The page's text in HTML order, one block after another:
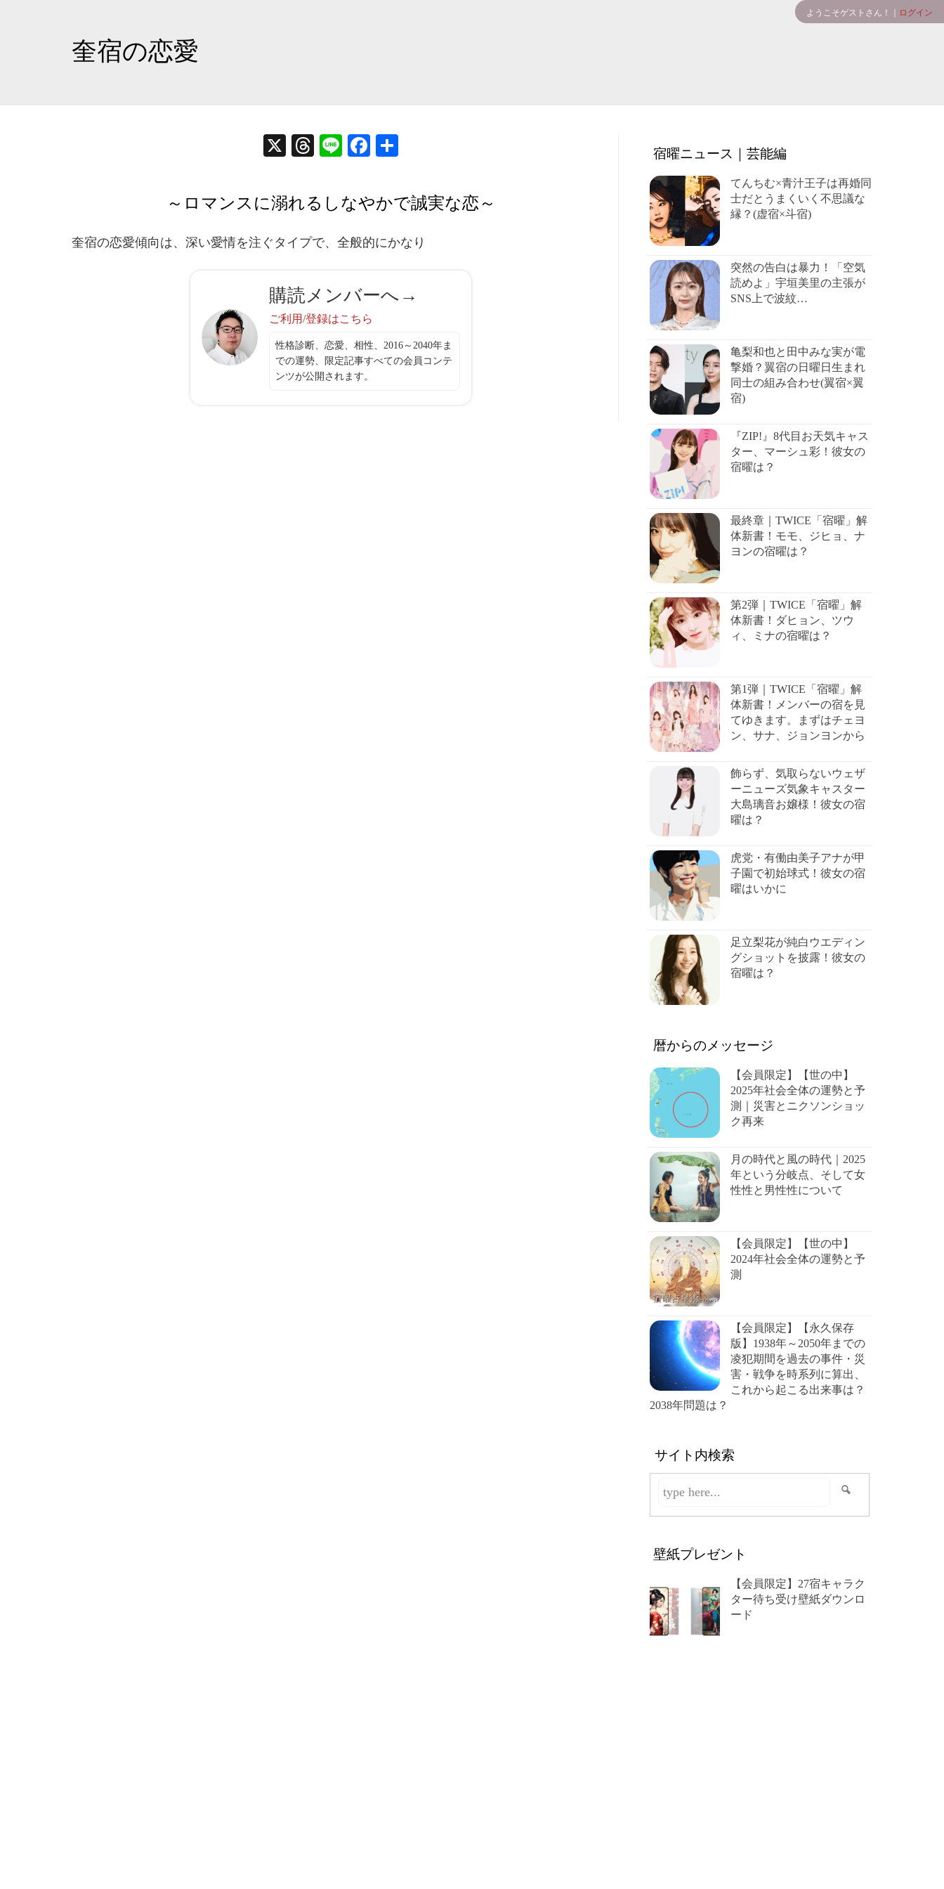
ようこそゲストさん！｜ ログイン
奎宿の恋愛
X
T
ea
ds
Li
Fa
bo
ok
～ロマンスに溺れるしなやかで誠実な恋～
奎宿の恋愛傾向は、深い愛情を注ぐタイプで、全般的にかなり
購読メンバーへ→
ご利用/登録はこちら
性格診断、恋愛、相性、2016～2040年ま
での運勢、限定記事すべての会員コンテ
ンツが公開されます。
宿曜ニュース｜芸能編
てんちむ×青汁王子は再婚同
士だとうまくいく不思議な
縁？(虚宿×斗宿)
突然の告白は暴力！「空気
読めよ」宇垣美里の主張が
SNS上で波紋…
亀梨和也と田中みな実が電
撃婚？翼宿の日曜日生まれ
同士の組み合わせ(翼宿×翼
宿)
『ZIP!』8代目お天気キャス
ター、マーシュ彩！彼女の
宿曜は？
最終章｜TWICE「宿曜」解
体新書！モモ、ジヒョ、ナ
ヨンの宿曜は？
第2弾｜TWICE「宿曜」解
体新書！ダヒョン、ツウ
ィ、ミナの宿曜は？
第1弾｜TWICE「宿曜」解
体新書！メンバーの宿を見
てゆきます。まずはチェヨ
ン、サナ、ジョンヨンから
飾らず、気取らないウェザ
ーニューズ気象キャスター
大島璃音お嬢様！彼女の宿
曜は？
虎党・有働由美子アナが甲
子園で初始球式！彼女の宿
曜はいかに
足立梨花が純白ウエディン
グショットを披露！彼女の
宿曜は？
暦からのメッセージ
【会員限定】【世の中】
2025年社会全体の運勢と予
測｜災害とニクソンショッ
ク再来
月の時代と風の時代｜2025
年という分岐点、そして女
性性と男性性について
【会員限定】【世の中】
2024年社会全体の運勢と予
測
【会員限定】【永久保存
版】1938年～2050年までの
凌犯期間を過去の事件・災
害・戦争を時系列に算出、
これから起こる出来事は？
2038年問題は？
サイト内検索
壁紙プレゼント
【会員限定】27宿キャラク
ター待ち受け壁紙ダウンロ
ード